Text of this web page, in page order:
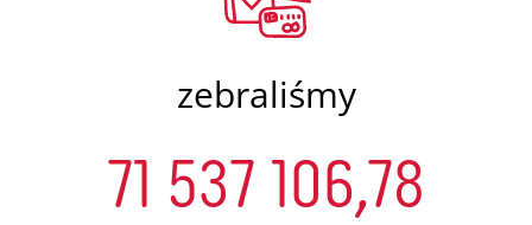
zebraliśmy
71 537 106,78